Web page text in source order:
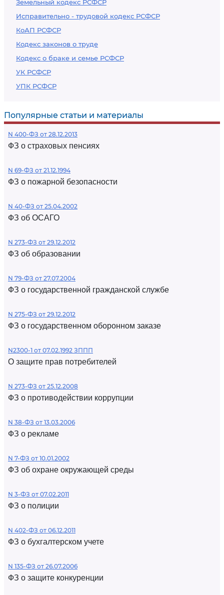
Земельный кодекс РСФСР
Исправительно - трудовой кодекс РСФСР
КоАП РСФСР
Кодекс законов о труде
Кодекс о браке и семье РСФСР
УК РСФСР
УПК РСФСР
Популярные статьи и материалы
N 400-ФЗ от 28.12.2013
ФЗ о страховых пенсиях
N 69-ФЗ от 21.12.1994
ФЗ о пожарной безопасности
N 40-ФЗ от 25.04.2002
ФЗ об ОСАГО
N 273-ФЗ от 29.12.2012
ФЗ об образовании
N 79-ФЗ от 27.07.2004
ФЗ о государственной гражданской службе
N 275-ФЗ от 29.12.2012
ФЗ о государственном оборонном заказе
N2300-1 от 07.02.1992 ЗППП
О защите прав потребителей
N 273-ФЗ от 25.12.2008
ФЗ о противодействии коррупции
N 38-ФЗ от 13.03.2006
ФЗ о рекламе
N 7-ФЗ от 10.01.2002
ФЗ об охране окружающей среды
N 3-ФЗ от 07.02.2011
ФЗ о полиции
N 402-ФЗ от 06.12.2011
ФЗ о бухгалтерском учете
N 135-ФЗ от 26.07.2006
ФЗ о защите конкуренции